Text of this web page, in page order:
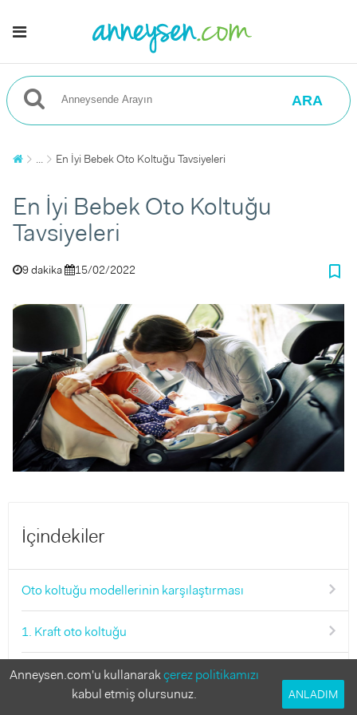
ARA
... En İyi Bebek Oto Koltuğu Tavsiyeleri
En İyi Bebek Oto Koltuğu
Tavsiyeleri
9 dakika 15/02/2022 bookmark_border
İçindekiler
Oto koltuğu modellerinin karşılaştırması
1. Kraft oto koltuğu
2. Joie oto koltuğu
Anneysen.com'u kullanarakçerez politikamızı
kabul etmiş olursunuz.
ANLADIM